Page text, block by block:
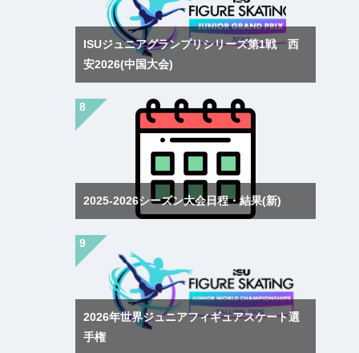
ISUジュニアグランプリシリーズ第1戦 西
安2026(中国大会)
2025-2026シーズン大会日程・結果(新)
2026年世界ジュニアフィギュアスケート選
手権